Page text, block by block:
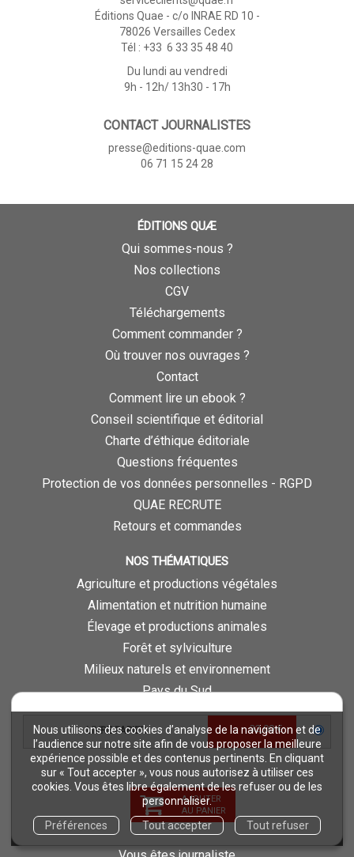
Nous utilisons des cookies d’analyse de la navigation et de
l’audience sur notre site afin de vous proposer la meilleure
expérience possible et des contenus pertinents. En cliquant
sur « Tout accepter », vous nous autorisez à utiliser ces
cookies. Vous êtes libre également de les refuser ou de les
personnaliser.
Préférences
Tout accepter Tout refuser
LIVRE PAPIER 32,00 €
AJOUTER
AU PANIER
Éditions Quae - c/o INRAE RD 10 -
78026 Versailles Cedex
Tél : +33 6 33 35 48 40
Du lundi au vendredi
9h - 12h/ 13h30 - 17h
CONTACT JOURNALISTES
presse@editions-quae.com
06 71 15 24 28
ÉDITIONS QUÆ
Qui sommes-nous ?
Nos collections
CGV
Téléchargements
Comment commander ?
Où trouver nos ouvrages ?
Contact
Comment lire un ebook ?
Conseil scientifique et éditorial
Charte d’éthique éditoriale
Questions fréquentes
Protection de vos données personnelles - RGPD
QUAE RECRUTE
Retours et commandes
NOS THÉMATIQUES
Agriculture et productions végétales
Alimentation et nutrition humaine
Élevage et productions animales
Forêt et sylviculture
Milieux naturels et environnement
Pays du Sud
Pêche - Ressources aquatiques et aquacoles
Sciences de la vie et de la terre
Science pour tous
Sciences sociales, politiques, économiques
ESPACE PRO
Vous êtes auteur